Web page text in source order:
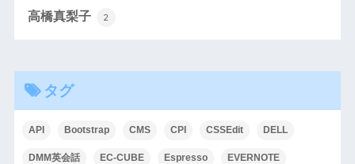
高橋真梨子 2
タグ
API Bootstrap CMS CPI CSSEdit DELL
DMM英会話 EC-CUBE Espresso EVERNOTE